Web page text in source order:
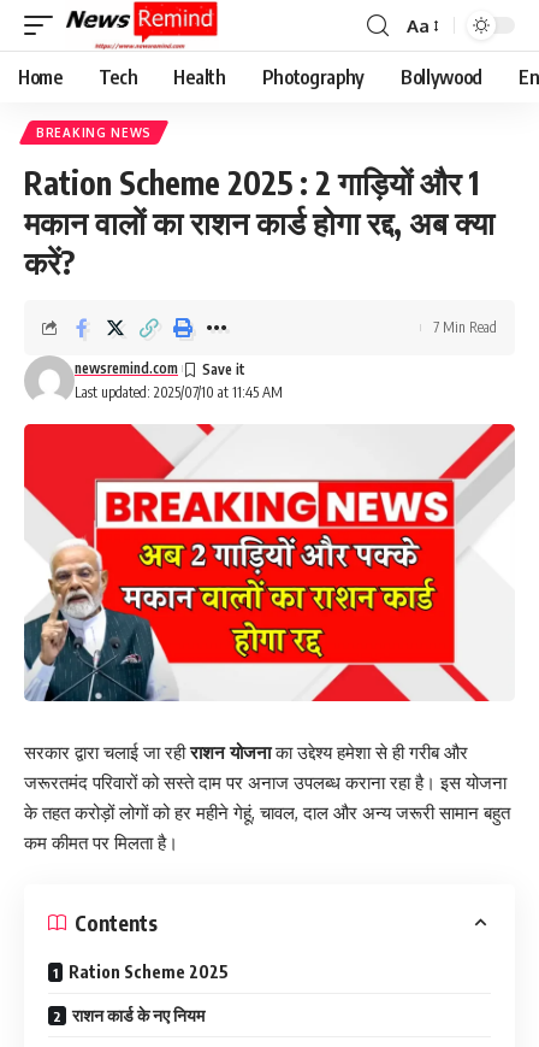
Font
Resizer
Aa
Home Tech Health Photography Bollywood
BREAKING NEWS
Ration Scheme 2025 : 2 गाड़ियों और 1
मकान वालों का राशन कार्ड होगा रद्द, अब क्या
करें?
Last updated: 2025/07/10 at 11:45 AM
newsremind.com
7 Min Read
सरकार द्वारा चलाई जा रहीराशन योजनाका उद्देश्य हमेशा से ही गरीब और
जरूरतमंद परिवारों को सस्ते दाम पर अनाज उपलब्ध कराना रहा है। इस योजना
के तहत करोड़ों लोगों को हर महीने गेहूं, चावल, दाल और अन्य जरूरी सामान बहुत
कम कीमत पर मिलता है।
Contents
Ration Scheme 2025
राशन कार्ड के नए नियम